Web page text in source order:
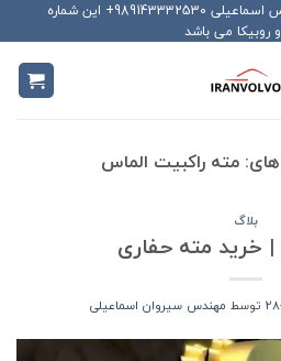
ارتباط سریع با مدیر فروش : مهندس اسماعیلی 989143332530+ این شماره
روبیکا می باشد
مته راکبیت الماس
بلاگ
خرید مته حفاری
توسط مهندس سیروان اسماعیلی